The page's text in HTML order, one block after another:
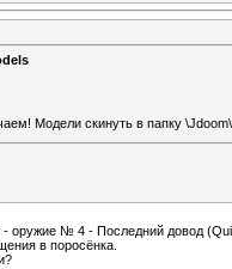
Модели скинуть в папку
оружие № 4 - Последний довод
в поросёнка.